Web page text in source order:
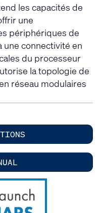
les capacités de
une
périphériques de
une connectivité en
du processeur
la topologie de
réseau modulaires